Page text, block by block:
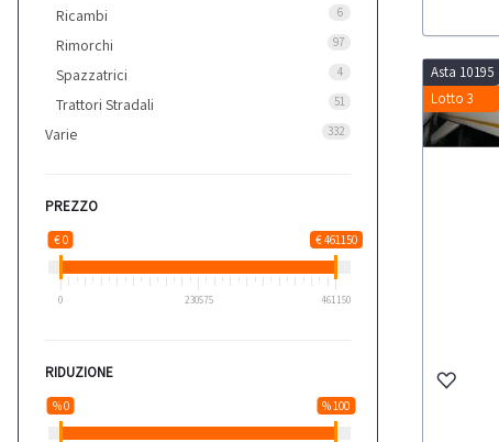
Ricambi 6
Rimorchi 97
Spazzatrici 4
Trattori Stradali 51
Varie 332
PREZZO
€ 0 € 461150
0 230575 461150
RIDUZIONE
% 0 % 100
Asta 10195
Lotto 3